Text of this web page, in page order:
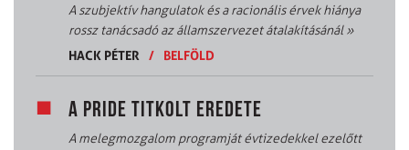
A szubjektív hangulatok és a racionális érvek hiánya
rossz tanácsadó az államszervezet átalakításánál»
HACK PÉTER / BELFÖLD
A PRIDE TITKOLT EREDETE
A melegmozgalom programját évtizedekkel ezelőtt